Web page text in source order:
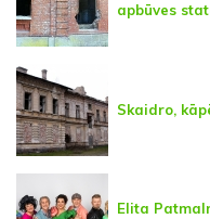
apbūves
Skaidro,
Elita